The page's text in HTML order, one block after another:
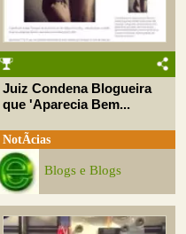
Juiz Condena Blogueira
que 'Aparecia Bem...
NotÃ­cias
Blogs e Blogs